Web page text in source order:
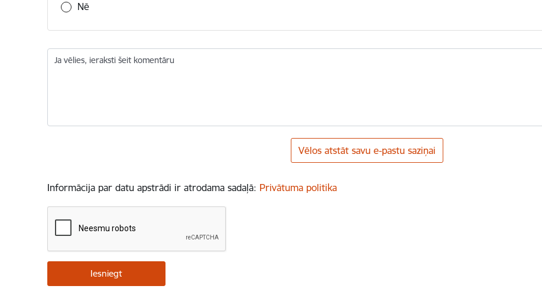
Nē
Ja vēlies, ieraksti šeit komentāru
Vēlos atstāt savu e-pastu saziņai
Informācija par datu apstrādi ir atrodama sadaļā: Privātuma politika